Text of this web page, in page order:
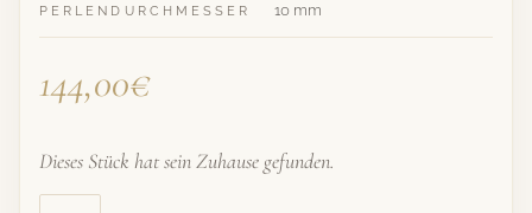
PERLENDURCHMESSER 10 mm
144,00€
Dieses Stück hat sein Zuhause gefunden.